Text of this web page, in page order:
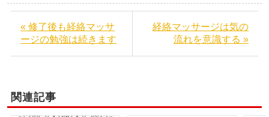
« 修了後も経絡マッサ
ージの勉強は続きます
経絡マッサージは気の
流れを意識する »
関連記事